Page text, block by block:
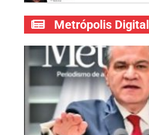
Metrópolis Digital